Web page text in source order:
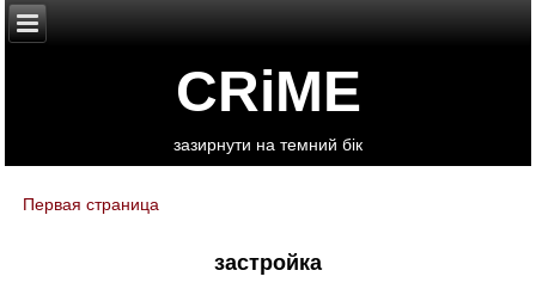
CRiME
зазирнути на темний бік
You are here
Первая страница
застройка